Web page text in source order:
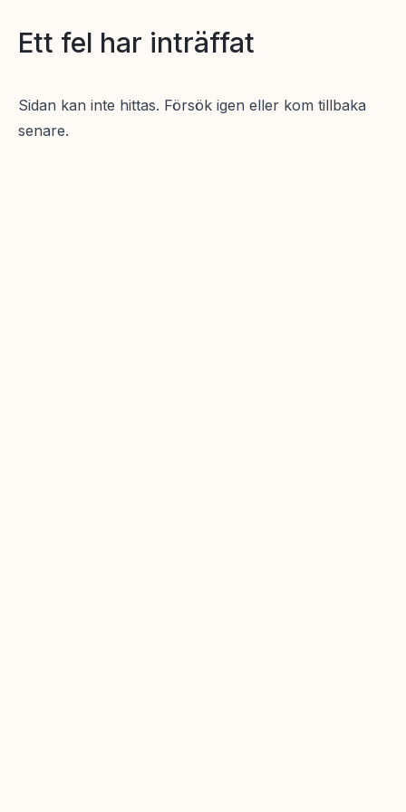
Ett fel har inträffat
Sidan kan inte hittas. Försök igen eller kom tillbaka
senare.